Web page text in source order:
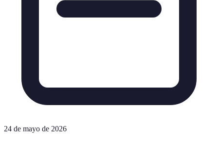
24 de mayo de 2026